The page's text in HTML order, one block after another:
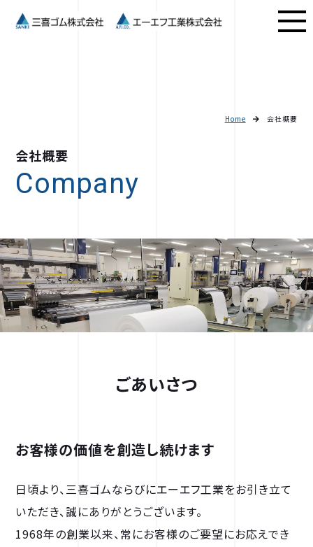
会社概要
Company
Home 会社概要
ごあいさつ
お客様の価値を創造し続けます
日頃より、三喜ゴムならびにエーエフ工業をお引き立て
いただき、誠にありがとうございます。
1968年の創業以来、常にお客様のご要望にお応えでき